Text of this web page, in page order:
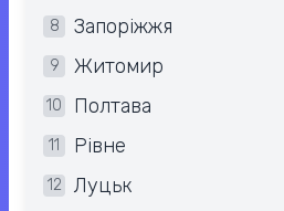
8 Запоріжжя
9 Житомир
10 Полтава
11 Рівне
12 Луцьк